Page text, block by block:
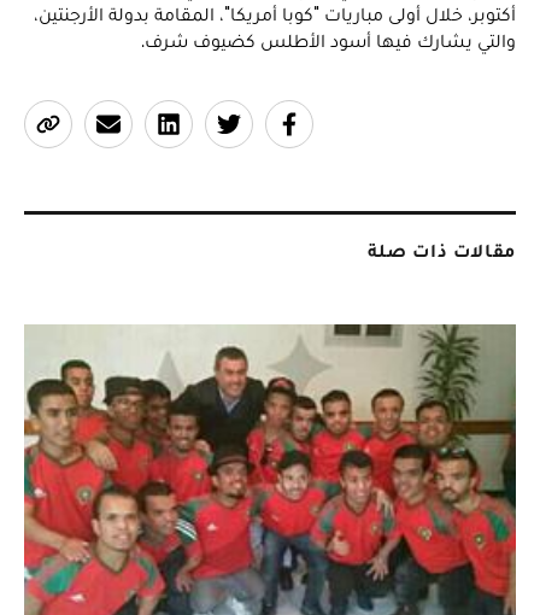
أكتوبر، خلال أولى مباريات "كوبا أمريكا"، المقامة بدولة الأرجنتين،
والتي يشارك فيها أسود الأطلس كضيوف شرف.
مقالات ذات صلة